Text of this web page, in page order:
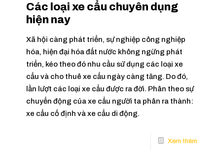
Các loại xe cẩu chuyên dụng
hiện nay
Xã hội càng phát triển, sự nghiệp công nghiệp
hóa, hiện đại hóa đất nước không ngừng phát
triển, kéo theo đó nhu cầu sử dụng các loại xe
cẩu và cho thuê xe cẩu ngày càng tăng. Do đó,
lần lượt các loại xe cẩu được ra đời. Phân theo sự
chuyển động của xe cẩu người ta phân ra thành:
xe cẩu cố định và xe cẩu di động.